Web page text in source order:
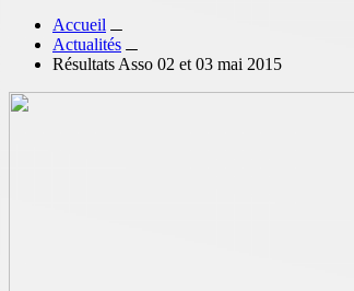
Accueil
Actualités
Résultats Asso 02 et 03 mai 2015